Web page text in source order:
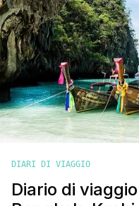
DIARI DI VIAGGIO
Diario di